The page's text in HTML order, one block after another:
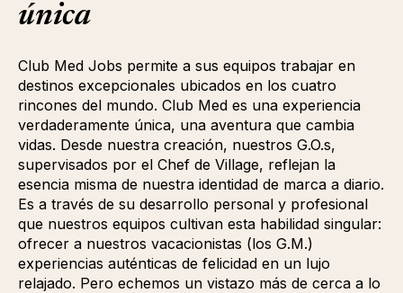
única
Club Med Jobs permite a sus equipos trabajar en
destinos excepcionales ubicados en los cuatro
rincones del mundo. Club Med es una experiencia
verdaderamente única, una aventura que cambia
vidas. Desde nuestra creación, nuestros G.O.s,
supervisados por el Chef de Village, reflejan la
esencia misma de nuestra identidad de marca a diario.
Es a través de su desarrollo personal y profesional
que nuestros equipos cultivan esta habilidad singular:
ofrecer a nuestros vacacionistas (los G.M.)
experiencias auténticas de felicidad en un lujo
relajado. Pero echemos un vistazo más de cerca a lo